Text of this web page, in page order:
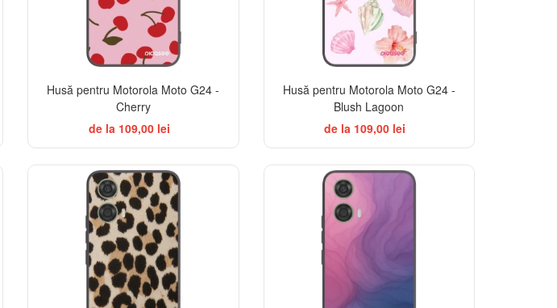
Husă pentru Motorola Moto G24 -
Cherry
de la 109,00 lei
Husă pentru Motorola Moto G24 -
Blush Lagoon
de la 109,00 lei